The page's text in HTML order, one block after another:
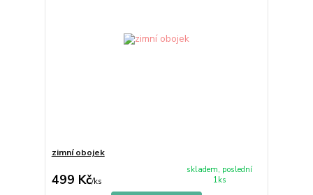
zimní obojek
499 Kč/ks
skladem, poslední
1ks